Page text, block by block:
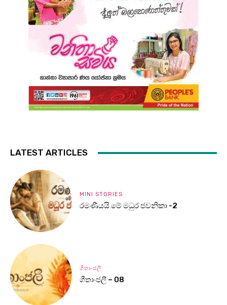
LATEST ARTICLES
MINI STORIES
රමණීයයි මේ මධුර ජවනිකා -2
ගීතාංජලී
ගීතාංජලී – 08